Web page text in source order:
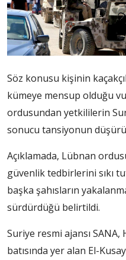
Söz konusu kişinin
kümeye mensup olduğu
ordusundan yetkililerin
sonucu tansiyonun
Açıklamada, Lübnan
güvenlik tedbirlerini sıkı
başka şahısların
sürdürdüğü belirtildi.
Suriye resmi ajansı SANA,
batısında yer alan El-